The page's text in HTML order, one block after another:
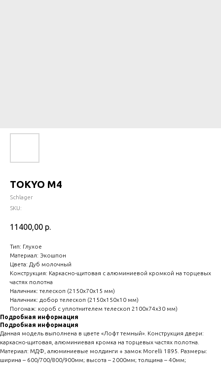
TOKYO M4
Schlager
SKU:
11400,00 р.
Тип: Глухое
Материал: Экошпон
Цвета: Дуб молочный
Конструкция: Каркасно-щитовая с алюминиевой кромкой на торцевых
частях полотна
Наличник: телескоп (2150х70х15 мм)
Наличник: добор телескоп (2150х150х10 мм)
Погонаж: короб с уплотнителем телескоп 2100х74х30 мм)
Подробная информация
Подробная информация
Данная модель выполнена в цвете «Лофт темный». Конструкция двери:
каркасно-щитовая, алюминиевая кромка на торцевых частях полотна.
Материал: МДФ, алюминиевые молдинги + замок Morelli 1895. Размеры:
ширина – 600/700/800/900мм; высота – 2000мм; толщина – 40мм;